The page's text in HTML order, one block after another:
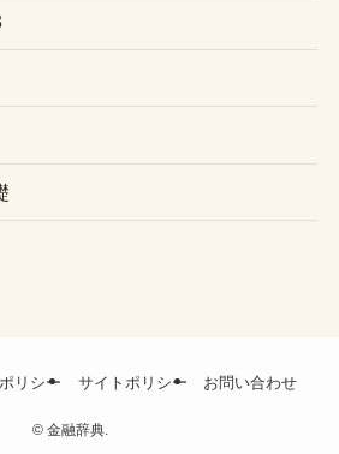
リシー サイトポリシー お問い合わせ
©金融辞典.